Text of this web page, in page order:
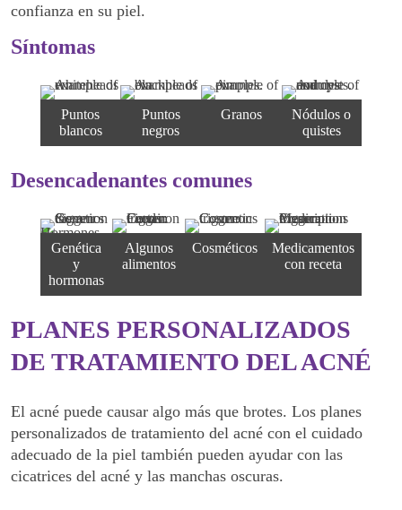
confianza en su piel.
Síntomas
Puntos
blancos
Puntos
negros
Granos
Nódulos o
quistes
Desencadenantes comunes
Genética
y
hormonas
Algunos
alimentos
Cosméticos
Medicamentos
con receta
PLANES PERSONALIZADOS
DE TRATAMIENTO DEL ACNÉ
El acné puede causar algo más que brotes. Los planes
personalizados de tratamiento del acné con el cuidado
adecuado de la piel también pueden ayudar con las
cicatrices del acné y las manchas oscuras.